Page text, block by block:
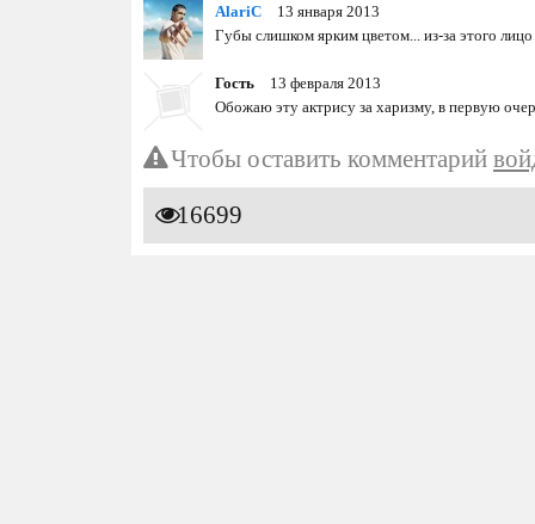
AlariC
13 января 2013
Губы слишком ярким цветом... из-за этого
Гость
13 февраля 2013
Обожаю эту актрису за харизму, в первую
Чтобы оставить комментарий
16699